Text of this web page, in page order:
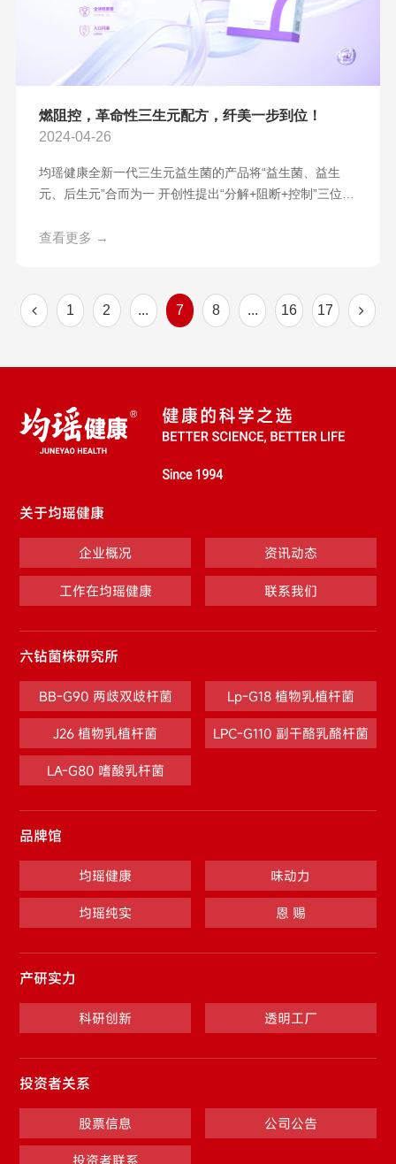
燃阻控，革命性三生元配方，纤美一步到位！
2024-04-26
均瑶健康全新一代三生元益生菌的产品将“益生菌、益生
元、后生元”合而为一 开创性提出“分解+阻断+控制”三位一
覆性的创新 纤美4.0三生元，燃阻控全链路调节助力内燃外
奖[2]临床科
查看更多 →
1 2 ... 7 8 ... 16 17
关于均瑶健康
企业概况 资讯动态
工作在均瑶健康 联系我们
六钻菌株研究所
BB-G90 两歧双歧杆菌 Lp-G18 植物乳植杆菌
J26 植物乳植杆菌 LPC-G110 副干酪乳酪杆菌
LA-G80 嗜酸乳杆菌
品牌馆
均瑶健康 味动力
均瑶纯实 恩 赐
产研实力
科研创新 透明工厂
投资者关系
股票信息 公司公告
投资者联系